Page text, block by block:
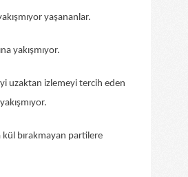
yaşananlar.
yakışmıyor.
uzaktan izlemeyi tercih eden
bırakmayan partilere